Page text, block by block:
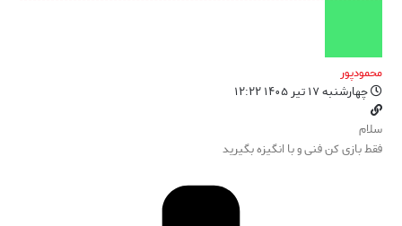
محمودپور
چهارشنبه ۱۷ تیر ۱۴۰۵ ۱۲:۲۲
سلام
فقط بازی کن فنی و با انگیزه بگیرید